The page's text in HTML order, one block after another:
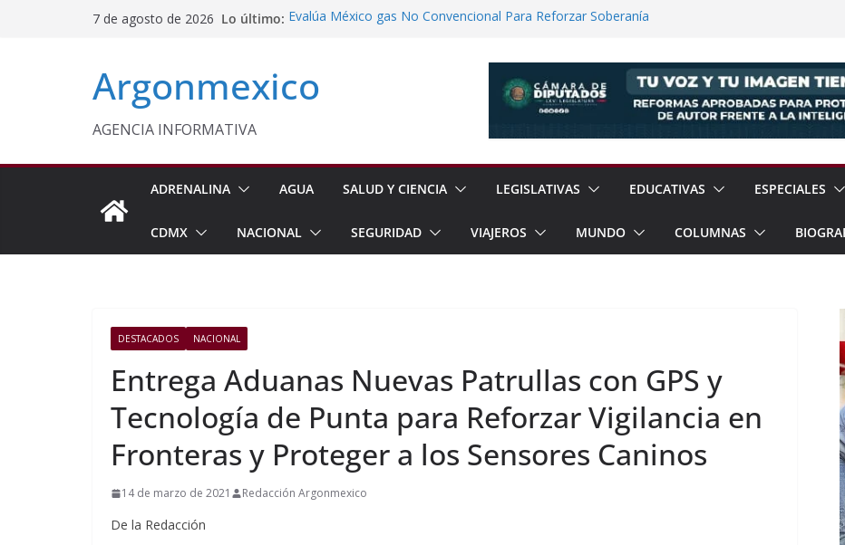
7 de agosto de 2026 Lo último: Evalúa México gas No Convencional Para Reforzar Soberanía
Texcoco Fortalece Prestaciones de Trabajadores del
Aseguran Casi 10 Millones de Cigarrillos Apócrifos en
Michoacán
Argonmexico
AGENCIA INFORMATIVA
ADRENALINA AGUA SALUD Y CIENCIA LEGISLATIVAS EDUCATIVAS ESPECIALES
CDMX NACIONAL SEGURIDAD VIAJEROS MUNDO COLUMNAS
DESTACADOS NACIONAL
Entrega Aduanas Nuevas Patrullas con GPS y
Tecnología de Punta para Reforzar Vigilancia en
Fronteras y Proteger a los Sensores Caninos
14 de marzo de 2021 Redacción Argonmexico
De la Redacción